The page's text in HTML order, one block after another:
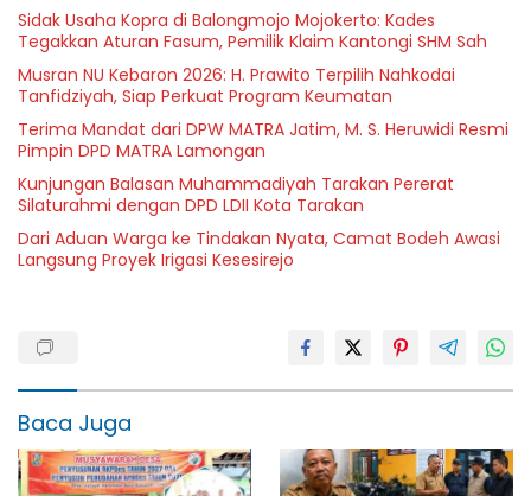
Sidak Usaha Kopra di Balongmojo Mojokerto: Kades
Tegakkan Aturan Fasum, Pemilik Klaim Kantongi SHM Sah
Musran NU Kebaron 2026: H. Prawito Terpilih Nahkodai
Tanfidziyah, Siap Perkuat Program Keumatan
Terima Mandat dari DPW MATRA Jatim, M. S. Heruwidi Resmi
Pimpin DPD MATRA Lamongan
Kunjungan Balasan Muhammadiyah Tarakan Pererat
Silaturahmi dengan DPD LDII Kota Tarakan
Dari Aduan Warga ke Tindakan Nyata, Camat Bodeh Awasi
Langsung Proyek Irigasi Kesesirejo
Baca Juga